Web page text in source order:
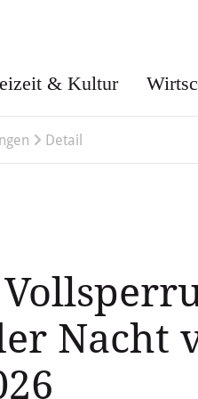
& Kultur
Detail
Nacht